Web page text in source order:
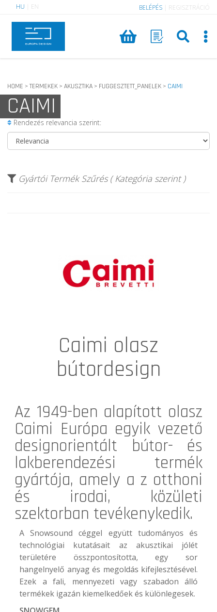
HU EN BELÉPÉS REGISZTRÁCIÓ
HOME > TERMEKEK > AKUSZTIKA > FUGGESZTETT_PANELEK > CAIMI
CAIMI
Rendezés relevancia szerint:
Gyártói Termék Szűrés ( Kategória szerint )
Caimi olasz
bútordesign
Az 1949-ben alapított olasz
Caimi Európa egyik vezető
designorientált bútor- és
lakberendezési termék
gyártója, amely a z otthoni
és irodai, közületi
szektorban tevékenykedik.
A Snowsound céggel együtt tudományos és
technológiai kutatásait az akusztikai jólét
területére összpontosította, egy sor
hangelnyelő anyag és megoldás kifejlesztésével.
Ezek a fali, mennyezeti vagy szabadon álló
termékek igazán kiemelkedőek és különlegesek.